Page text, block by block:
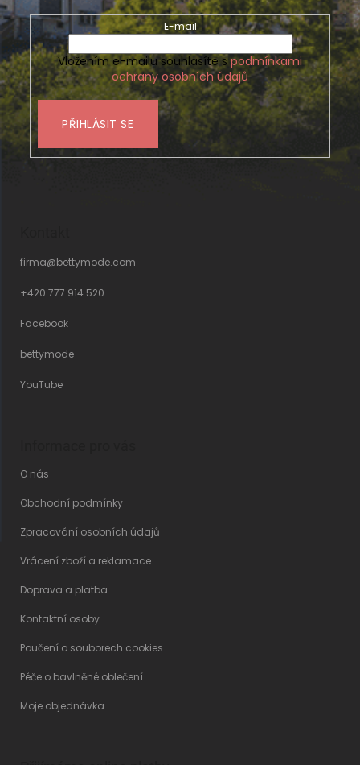
E-mail
Vložením e-mailu souhlasíte spodmínkami
ochrany osobních údajů
PŘIHLÁSIT SE
firma@bettymode.com
+420 777 914 520
Facebook
bettymode
YouTube
O nás
Obchodní podmínky
Zpracování osobních údajů
Vrácení zboží a reklamace
Doprava a platba
Kontaktní osoby
Poučení o souborech cookies
Péče o bavlněné oblečení
Moje objednávka